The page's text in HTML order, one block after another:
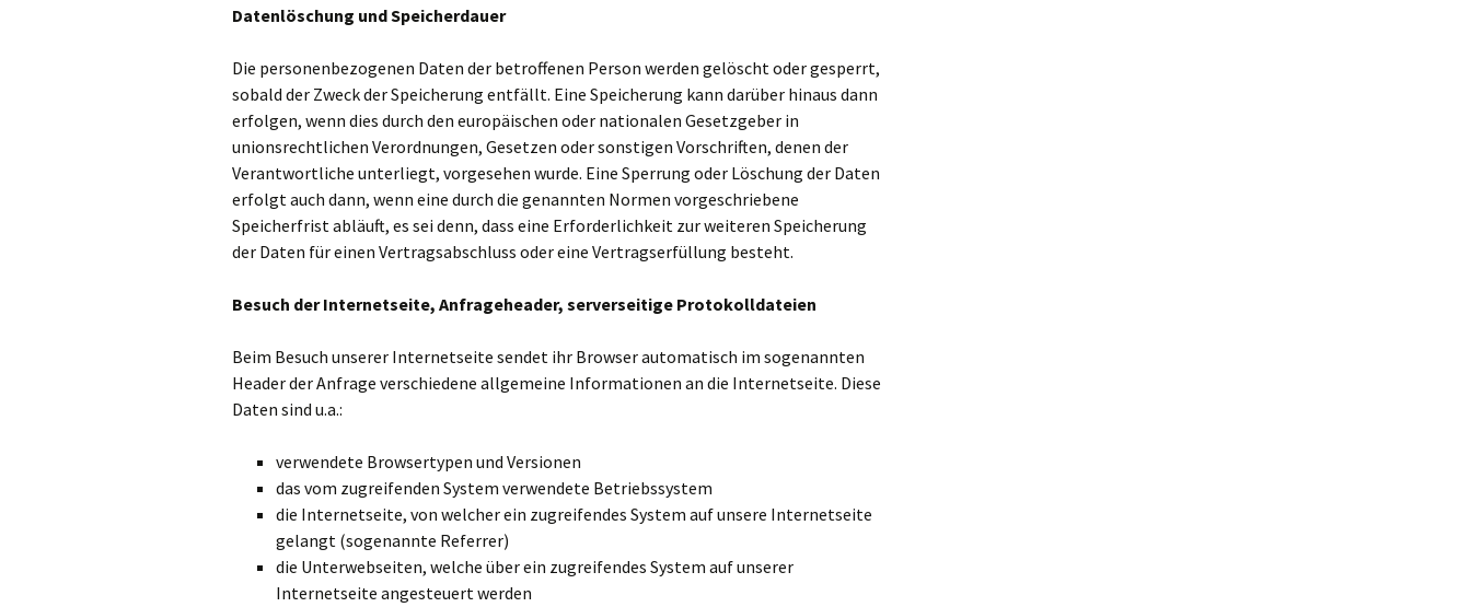
Datenlöschung und Speicherdauer
Die personenbezogenen Daten der betroffenen Person werden gelöscht oder gesperrt,
sobald der Zweck der Speicherung entfällt. Eine Speicherung kann darüber hinaus dann
erfolgen, wenn dies durch den europäischen oder nationalen Gesetzgeber in
unionsrechtlichen Verordnungen, Gesetzen oder sonstigen Vorschriften, denen der
Verantwortliche unterliegt, vorgesehen wurde. Eine Sperrung oder Löschung der Daten
erfolgt auch dann, wenn eine durch die genannten Normen vorgeschriebene
Speicherfrist abläuft, es sei denn, dass eine Erforderlichkeit zur weiteren Speicherung
der Daten für einen Vertragsabschluss oder eine Vertragserfüllung besteht.
Besuch der Internetseite, Anfrageheader, serverseitige Protokolldateien
Beim Besuch unserer Internetseite sendet ihr Browser automatisch im sogenannten
Header der Anfrage verschiedene allgemeine Informationen an die Internetseite. Diese
Daten sind u.a.:
verwendete Browsertypen und Versionen
das vom zugreifenden System verwendete Betriebssystem
die Internetseite, von welcher ein zugreifendes System auf unsere Internetseite
gelangt (sogenannte Referrer)
die Unterwebseiten, welche über ein zugreifendes System auf unserer
Internetseite angesteuert werden